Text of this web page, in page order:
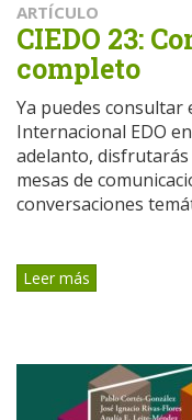
ARTÍCULO
CIEDO 23:
completo
Ya puedes
Internacional EDO
adelanto, disfrutarás
mesas de
conversaciones
Leer más